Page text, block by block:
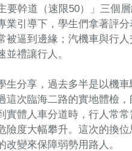
要幹道（速限50）」三個
業引導下，學生們拿著評
被逼到邊緣；汽機車與行
並禮讓行人。
生分享，過去多半是以機
這次臨海二路的實地體檢
實體人車分道時，行人常
險度大幅攀升。這次的換
改變來保障弱勢用路人。